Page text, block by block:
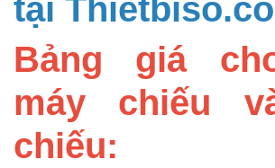
Bảng giá
máy chiếu
chiếu: